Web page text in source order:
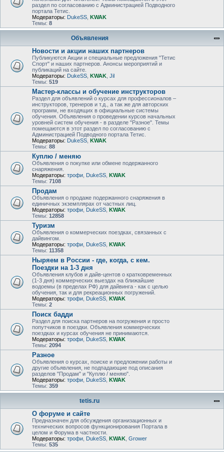
раздел по согласованию с Администрацией Подводного
портала Тетис.
Модераторы: DukeSS KWAK
Темы: 8
Объявления
Новости и акции наших партнеров
Публикуются Акции и специальные предложения "Тетис
Спорт" и наших партнеров. Анонсы мероприятий и
публикаций на сайте.
Модераторы: DukeSS KWAK Jil
Темы: 519
Мастер-классы и обучение инструкторов
Раздел для объявлений о курсах для профессионалов –
инструкторов, тренеров и т.д., а так же для авторских
программ, не входящих в официальные системы
обучения. Объявления о проведении курсов начальных
уровней систем обучения - в разделе "Разное". Темы
помещаются в этот раздел по согласованию с
Администрацией Подводного портала Тетис.
Модераторы: DukeSS KWAK
Темы: 88
Куплю / меняю
Объявления о покупке или обмене подержанного
снаряжения.
Модераторы: трофи DukeSS KWAK
Темы: 7108
Продам
Объявления о продаже подержанного снаряжения в
единичных экземплярах от частных лиц.
Модераторы: трофи DukeSS KWAK
Темы: 12858
Туризм
Объявления о коммерческих поездках, связанных с
дайвингом.
Модераторы: трофи DukeSS KWAK
Темы: 11358
Ныряем в России - где, когда, с кем.
Поездки на 1-3 дня
Объявления клубов и дайв-центов о кратковременных
(1-3 дня) коммерческих выездах на ближайшие
водоемы (в пределах РФ) для дайвинга - как с целью
обучения, так и для рекреационных погружений.
Модераторы: трофи DukeSS KWAK
Темы: 2
Поиск бадди
Раздел для поиска партнеров на погружения и просто
попутчиков в поездки. Объявления коммерческих
поездках и курсах обучения не принимаются.
Модераторы: трофи DukeSS KWAK
Темы: 2094
Разное
Объявления о курсах, поиске и предложении работы и
другие объявления, не подпадающие под описания
разделов "Продам" и "Куплю / меняю".
Модераторы: трофи DukeSS KWAK
Темы: 359
tetis.ru
О форуме и сайте
Предназначен для обсуждения организационных и
технических вопросов функционирования Портала в
целом и Форума в частности.
Модераторы: трофи DukeSS KWAK Grower
Темы: 535